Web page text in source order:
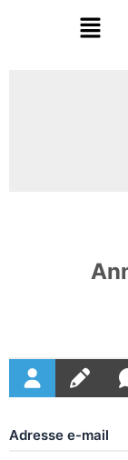
Menu
Adresse e-mail